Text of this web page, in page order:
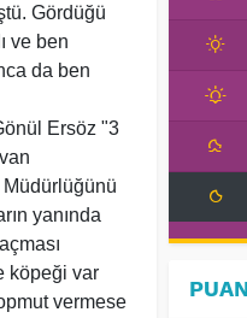
Gördüğü
ve ben
da ben
Ersöz "3
Müdürlüğünü
yanında
köpeği var
vermese
PUAN